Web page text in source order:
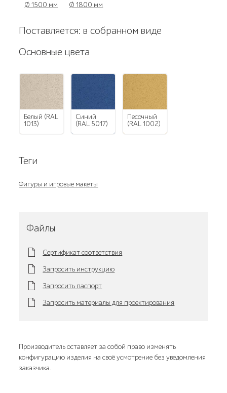
Ø 1500 мм Ø 1800 мм
Поставляется: в собранном виде
Основные цвета
Белый (RAL
1013)
Синий
(RAL 5017)
Песочный
(RAL 1002)
Теги
Фигуры и игровые макеты
Файлы
Сертификат соответствия
Запросить инструкцию
Запросить паспорт
Запросить материалы для проектирования
Производитель оставляет за собой право изменять
конфигурацию изделия на своё усмотрение без уведомления
заказчика.